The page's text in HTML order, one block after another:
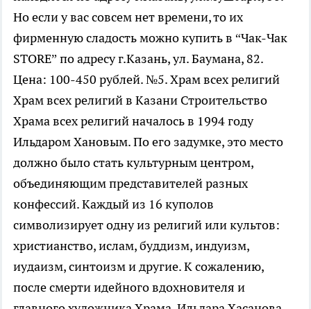
Но если у вас совсем нет времени, то их
фирменную сладость можно купить в “Чак-Чак
STORE” по адресу г.Казань, ул. Баумана, 82.
Цена: 100-450 рублей. №5. Храм всех религий
Храм всех религий в Казани Строительство
Храма всех религий началось в 1994 году
Ильдаром Хановым. По его задумке, это место
должно было стать культурным центром,
объединяющим представителей разных
конфессий. Каждый из 16 куполов
символизирует одну из религий или культов:
христианство, ислам, буддизм, индуизм,
иудаизм, синтоизм и другие. К сожалению,
после смерти идейного вдохновителя и